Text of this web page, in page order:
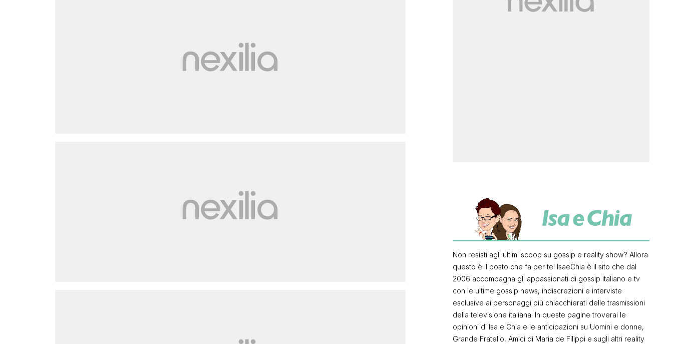
Non resisti agli ultimi scoop su gossip e reality show? Allora
questo è il posto che fa per te! IsaeChia è il sito che dal
2006 accompagna gli appassionati di gossip italiano e tv
con le ultime gossip news, indiscrezioni e interviste
esclusive ai personaggi più chiacchierati delle trasmissioni
della televisione italiana. In queste pagine troverai le
opinioni di Isa e Chia e le anticipazioni su Uomini e donne,
Grande Fratello, Amici di Maria de Filippi e sugli altri reality